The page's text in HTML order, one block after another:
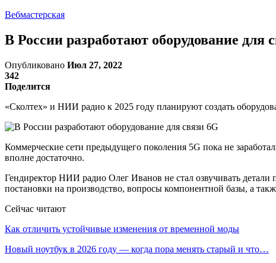
Вебмастерская
В России разработают оборудование для
Опубликовано Июл 27, 2022
342
Поделится
«Сколтех» и НИИ радио к 2025 году планируют создать
Коммерческие сети предыдущего поколения 5G пока не
вполне достаточно.
Гендиректор НИИ радио Олег Иванов не стал озвучивать детали
постановки на производство, вопросы компонентной базы, а
Сейчас читают
Как отличить устойчивые изменения от временной моды
Новый ноутбук в 2026 году — когда пора менять старый и что…